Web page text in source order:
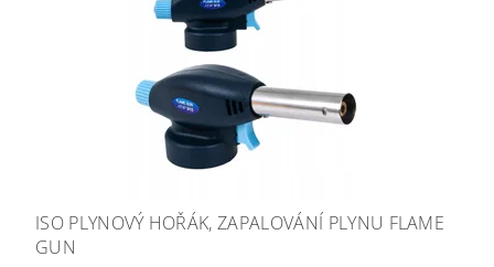
ISO PLYNOVÝ HOŘÁK, ZAPALOVÁNÍ PLYNU FLAME
GUN